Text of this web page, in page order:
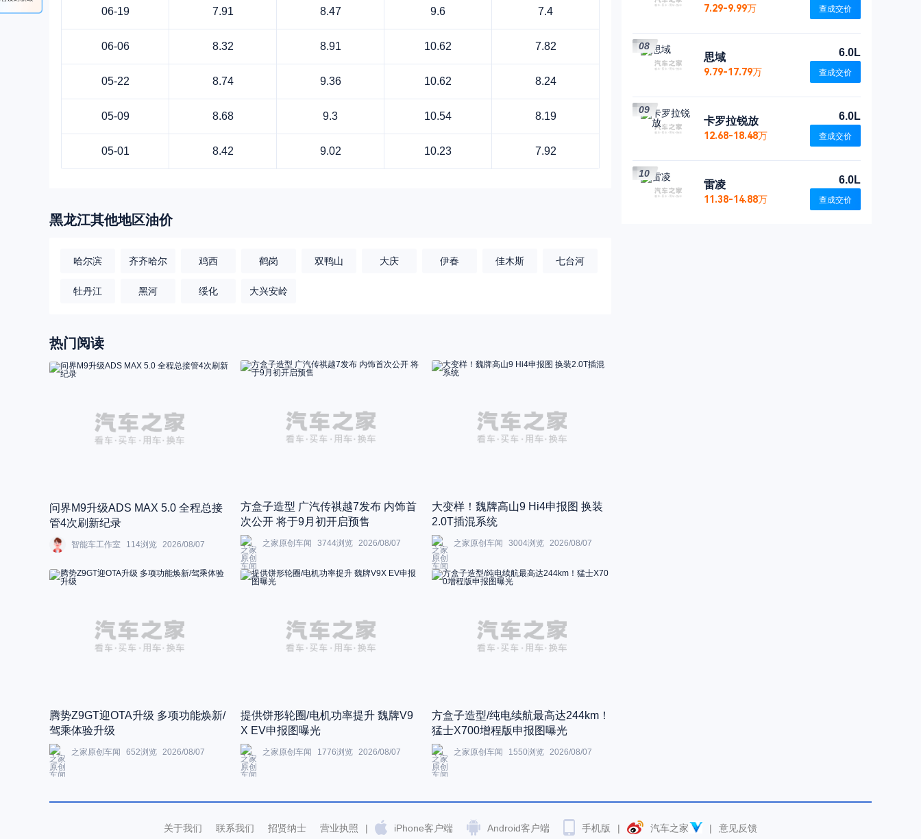
06-19 7.91 8.47 9.6 7.4
06-06 8.32 8.91 10.62 7.82
05-22 8.74 9.36 10.62 8.24
05-09 8.68 9.3 10.54 8.19
05-01 8.42 9.02 10.23 7.92
黑龙江其他地区油价
哈尔滨 齐齐哈尔 鸡西 鹤岗 双鸭山 大庆 伊春 佳木斯 七台河
牡丹江 黑河 绥化 大兴安岭
7.29-9.99万 查成交价
思域
9.79-17.79万
6.0L
查成交价
08
卡罗拉锐放
12.68-18.48万
6.0L
查成交价
09
雷凌
11.38-14.88万
6.0L
查成交价
10
热门阅读
问界M9升级ADS MAX 5.0 全程总接
管4次刷新纪录
智能车工作室 114浏览 2026/08/07
方盒子造型 广汽传祺越7发布 内饰首
次公开 将于9月初开启预售
之家原创车闻 3744浏览 2026/08/07
大变样！魏牌高山9 Hi4申报图 换装
2.0T插混系统
之家原创车闻 3004浏览 2026/08/07
腾势Z9GT迎OTA升级 多项功能焕新/
驾乘体验升级
之家原创车闻 652浏览 2026/08/07
提供饼形轮圈/电机功率提升 魏牌V9
X EV申报图曝光
之家原创车闻 1776浏览 2026/08/07
方盒子造型/纯电续航最高达244km！
猛士X700增程版申报图曝光
之家原创车闻 1550浏览 2026/08/07
关于我们 联系我们 招贤纳士 营业执照 | iPhone客户端 Android客户端 手机版 | 汽车之家 | 意见反馈